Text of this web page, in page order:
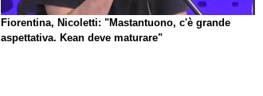
Fiorentina, Nicoletti: "Mastantuono, c'è grande
aspettativa. Kean deve maturare"